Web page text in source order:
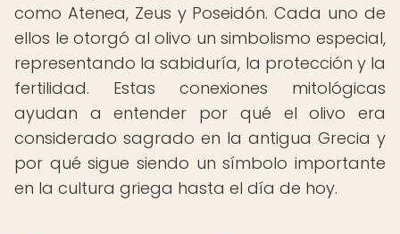
como Atenea, Zeus y Poseidón. Cada uno de
ellos le otorgó al olivo un simbolismo especial,
representando la sabiduría, la protección y la
fertilidad. Estas conexiones mitológicas
ayudan a entender por qué el olivo era
considerado sagrado en la antigua Grecia y
por qué sigue siendo un símbolo importante
en la cultura griega hasta el día de hoy.